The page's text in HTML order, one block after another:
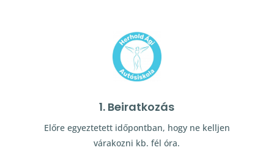
1. Beiratkozás
Előre egyeztetett időpontban, hogy ne kelljen
várakozni kb. fél óra.